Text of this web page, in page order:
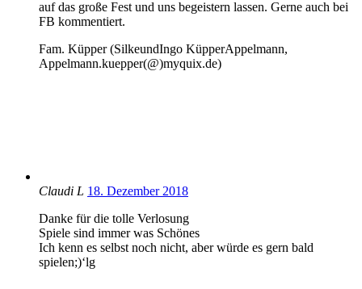
auf das große Fest und uns begeistern lassen. Gerne auch bei
FB kommentiert.
Fam. Küpper (SilkeundIngo KüpperAppelmann,
Appelmann.kuepper(@)myquix.de)
Claudi L 18. Dezember 2018
Danke für die tolle Verlosung
Spiele sind immer was Schönes
Ich kenn es selbst noch nicht, aber würde es gern bald
spielen;)‘lg